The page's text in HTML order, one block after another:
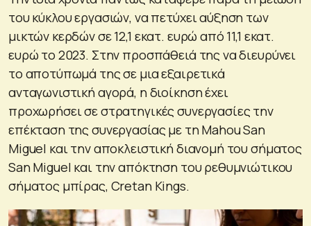
του κύκλου εργασιών, να πετύχει αύξηση των
μικτών κερδών σε 12,1 εκατ. ευρώ από 11,1 εκατ.
ευρώ το 2023. Στην προσπάθειά της να διευρύνει
το αποτύπωμά της σε μια εξαιρετικά
ανταγωνιστική αγορά, η διοίκηση έχει
προχωρήσει σε στρατηγικές συνεργασίες την
επέκταση της συνεργασίας με τη Mahou San
Miguel και την αποκλειστική διανομή του σήματος
San Miguel και την απόκτηση του ρεθυμνιώτικου
σήματος μπίρας, Cretan Kings.